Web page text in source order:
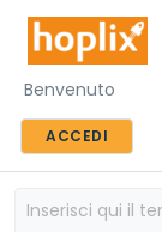
Benvenuto
ACCEDI